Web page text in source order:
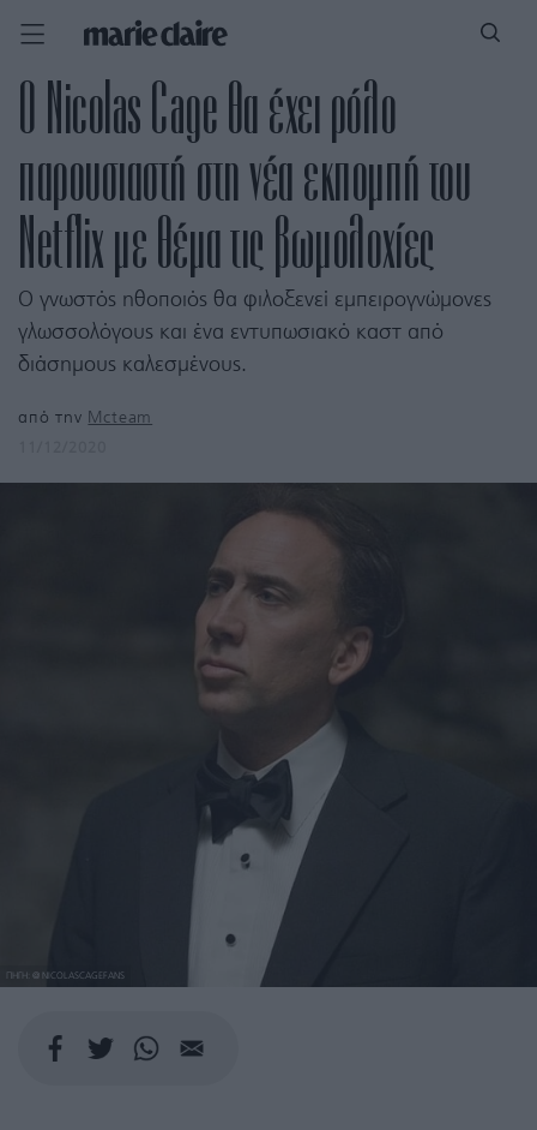
Ο Nicolas Cage θα έχει ρόλο
παρουσιαστή στη νέα εκπομπή του
Netflix με θέμα τις βωμολοχίες
Ο γνωστός ηθοποιός θα φιλοξενεί εμπειρογνώμονες
γλωσσολόγους και ένα εντυπωσιακό καστ από
διάσημους καλεσμένους.
από την Mcteam
ΠΗΓΗ: @ NICOLASCAGEFANS